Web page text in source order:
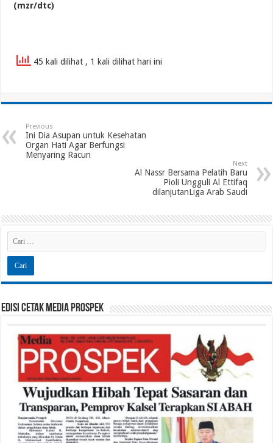
(mzr/dtc)
45 kali dilihat , 1 kali dilihat hari ini
Previous
Ini Dia Asupan untuk Kesehatan
Organ Hati Agar Berfungsi
Menyaring Racun
Next
Al Nassr Bersama Pelatih Baru
Pioli Ungguli Al Ettifaq
dilanjutanLiga Arab Saudi
Edisi Cetak Media Prospek